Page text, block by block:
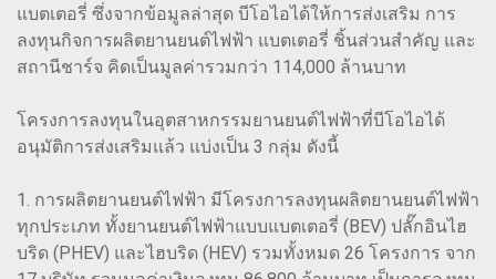
แบตเตอรี่ ซึ่งจากข้อมูลล่าสุด บีโอไอได้ให้การส่งเสริม การ
ลงทุนกิจการผลิตยานยนต์ไฟฟ้า แบตเตอรี่ ชิ้นส่วนสำคัญ และ
สถานีชาร์จ คิดเป็นมูลค่ารวมกว่า 114,000 ล้านบาท
โครงการลงทุนในอุตสาหกรรมยานยนต์ไฟฟ้าที่บีโอไอได้
อนุมัติการส่งเสริมแล้ว แบ่งเป็น 3 กลุ่ม ดังนี้
1. การผลิตยานยนต์ไฟฟ้า มีโครงการลงทุนผลิตยานยนต์ไฟฟ้า
ทุกประเภท ทั้งยานยนต์ไฟฟ้าแบบแบตเตอรี่ (BEV) ปลั๊กอินไฮ
บริด (PHEV) และไฮบริด (HEV) รวมทั้งหมด 26 โครงการ จาก